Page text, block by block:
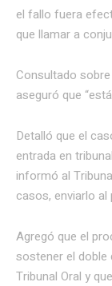
el fallo fuera
que llamar a
Consultado
aseguró que
Detalló que el
entrada en
informó al
casos, enviarlo al
Agregó que el
sostener el doble
Tribunal Oral y